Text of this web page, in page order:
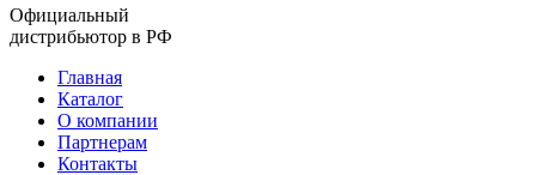
Официальный
дистрибьютор в РФ
Главная
Каталог
О компании
Партнерам
Контакты